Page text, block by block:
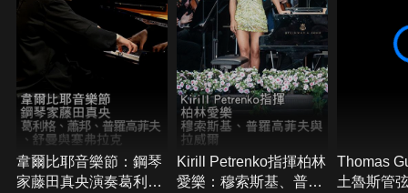
韋爾比耶音樂節：鋼琴
家藤田真央演奏葛利
Kirill Petrenko指揮柏林
愛樂：穆索斯基、普羅
Thomas
土魯斯管